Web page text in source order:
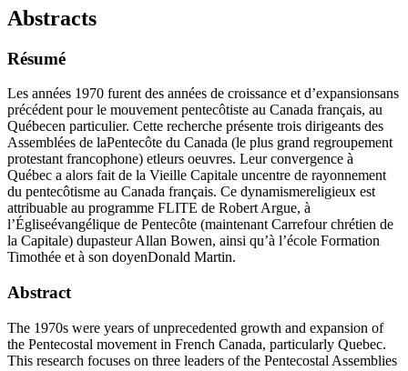
Abstracts
Résumé
Les années 1970 furent des années de croissance et d’expansionsans
précédent pour le mouvement pentecôtiste au Canada français, au
Québecen particulier. Cette recherche présente trois dirigeants des
Assemblées de laPentecôte du Canada (le plus grand regroupement
protestant francophone) etleurs oeuvres. Leur convergence à
Québec a alors fait de la Vieille Capitale uncentre de rayonnement
du pentecôtisme au Canada français. Ce dynamismereligieux est
attribuable au programme FLITE de Robert Argue, à
l’Égliseévangélique de Pentecôte (maintenant Carrefour chrétien de
la Capitale) dupasteur Allan Bowen, ainsi qu’à l’école Formation
Timothée et à son doyenDonald Martin.
Abstract
The 1970s were years of unprecedented growth and expansion of
the Pentecostal movement in French Canada, particularly Quebec.
This research focuses on three leaders of the Pentecostal Assemblies